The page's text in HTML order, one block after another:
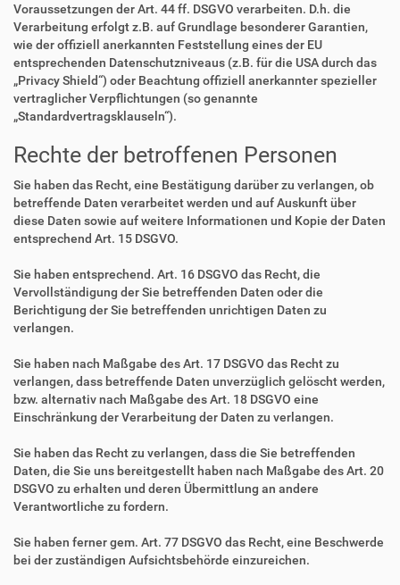
Voraussetzungen der Art. 44 ff. DSGVO verarbeiten. D.h. die
Verarbeitung erfolgt z.B. auf Grundlage besonderer Garantien,
wie der offiziell anerkannten Feststellung eines der EU
entsprechenden Datenschutzniveaus (z.B. für die USA durch das
„Privacy Shield“) oder Beachtung offiziell anerkannter spezieller
vertraglicher Verpflichtungen (so genannte
„Standardvertragsklauseln“).
Rechte der betroffenen Personen
Sie haben das Recht, eine Bestätigung darüber zu verlangen, ob
betreffende Daten verarbeitet werden und auf Auskunft über
diese Daten sowie auf weitere Informationen und Kopie der Daten
entsprechend Art. 15 DSGVO.
Sie haben entsprechend. Art. 16 DSGVO das Recht, die
Vervollständigung der Sie betreffenden Daten oder die
Berichtigung der Sie betreffenden unrichtigen Daten zu
verlangen.
Sie haben nach Maßgabe des Art. 17 DSGVO das Recht zu
verlangen, dass betreffende Daten unverzüglich gelöscht werden,
bzw. alternativ nach Maßgabe des Art. 18 DSGVO eine
Einschränkung der Verarbeitung der Daten zu verlangen.
Sie haben das Recht zu verlangen, dass die Sie betreffenden
Daten, die Sie uns bereitgestellt haben nach Maßgabe des Art. 20
DSGVO zu erhalten und deren Übermittlung an andere
Verantwortliche zu fordern.
Sie haben ferner gem. Art. 77 DSGVO das Recht, eine Beschwerde
bei der zuständigen Aufsichtsbehörde einzureichen.